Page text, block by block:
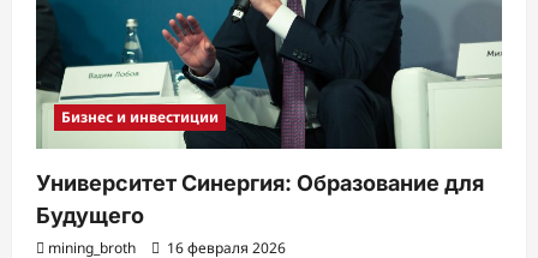
Бизнес и инвестиции
Университет Синергия: Образование для
Будущего
mining_broth 16 февраля 2026